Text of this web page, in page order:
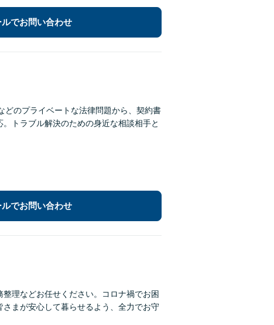
ルでお問い合わせ
どのプライベートな法律問題から、契約書
トラブル解決のための身近な相談相手と
ルでお問い合わせ
理などお任せください。コロナ禍でお困
まが安心して暮らせるよう、全力でお守